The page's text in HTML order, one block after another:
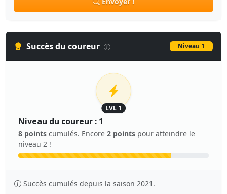
Succès du coureur Niveau 1
LVL 1
Niveau du coureur : 1
8 points cumulés. Encore 2 points pour atteindre le
niveau 2 !
Succès cumulés depuis la saison 2021.